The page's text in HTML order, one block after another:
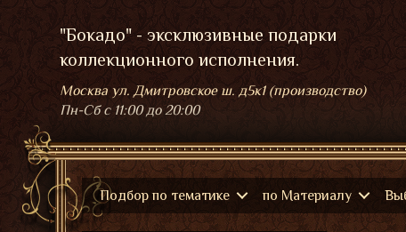
"Бокадо" - эксклюзивные подарки
коллекционного исполнения.
Москва ул. Дмитровское ш. д5к1 (производство)
Пн-Сбс 11:00 до 20:00
Подбор по тематике по Материалу